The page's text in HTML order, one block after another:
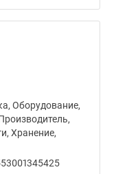
Оборудование,
Хранение,